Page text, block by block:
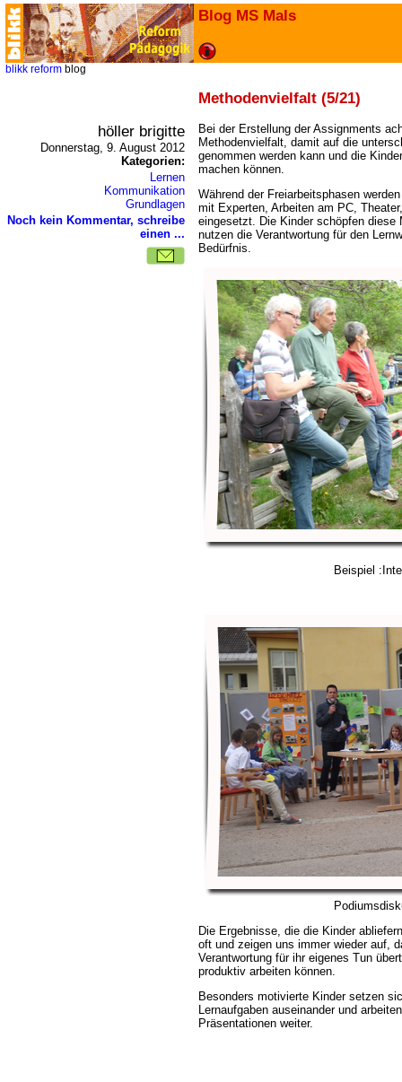
Blog MS Mals
blikk reform blog
Methodenvielfalt (5/21)
höller brigitte
Donnerstag, 9. August 2012
Kategorien:
Lernen
Kommunikation
Grundlagen
Noch kein Kommentar, schreibe
einen ...
Bei der Erstellung der Assignments
Methodenvielfalt, damit auf die
genommen werden kann und die
machen können.
Während der Freiarbeitsphasen
mit Experten, Arbeiten am PC,
eingesetzt. Die Kinder schöpfen diese
nutzen die Verantwortung für den
Bedürfnis.
Beispiel
Die Ergebnisse, die die Kinder
oft und zeigen uns immer wieder auf,
Verantwortung für ihr eigenes Tun
produktiv arbeiten können.
Besonders motivierte Kinder setzen
Lernaufgaben auseinander und
Präsentationen weiter.